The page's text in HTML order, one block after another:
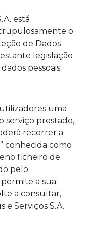
está
o
de Dados
legislação
pessoais
uma
serviço prestado,
recorrer a
conhecida como
ficheiro de
pelo
a sua
a consultar,
e Serviços S.A.